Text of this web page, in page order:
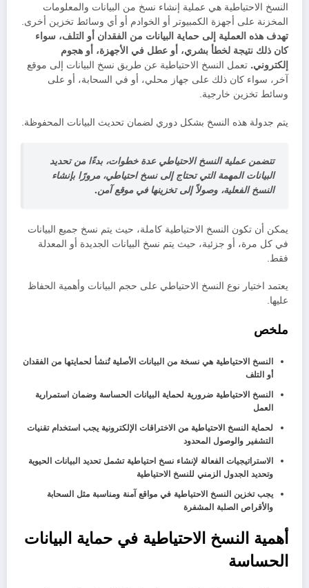
النسخ الاحتياطية هي عملية إنشاء نسخ من البيانات والمعلومات
المخزنة على أجهزة الكمبيوتر أو الخوادم أو أي وسائط تخزين أخرى.
تهدف هذه العملية إلى حماية البيانات من الفقدان أو التلف، سواء
كان ذلك نتيجة لخطأ بشري، أو عطل في الأجهزة، أو هجوم
إلكتروني. تعمل النسخ الاحتياطية عن طريق نسخ البيانات إلى موقع
آخر، سواء كان ذلك على جهاز محلي، أو في السحابة، أو على
وسائط تخزين خارجية.
يتم جدولة هذه النسخ بشكل دوري لضمان تحديث البيانات المحفوظة.
تتضمن عملية النسخ الاحتياطي عدة خطوات، بدءًا من تحديد
البيانات المهمة التي تحتاج إلى نسخ احتياطي، مرورًا بإنشاء
النسخ الفعلية، وصولاً إلى تخزينها في موقع آمن.
يمكن أن تكون النسخ الاحتياطية كاملة، حيث يتم نسخ جميع البيانات
في كل مرة، أو جزئية، حيث يتم نسخ البيانات الجديدة أو المعدلة
فقط.
يعتمد اختيار نوع النسخ الاحتياطي على حجم البيانات وأهمية الحفاظ
عليها.
ملخص
النسخ الاحتياطية هي نسخة من البيانات الأصلية تُنشأ لحمايتها من الفقدان
أو التلف
النسخ الاحتياطية ضرورية لحماية البيانات الحساسة وضمان استمرارية
العمل
لحماية النسخ الاحتياطية من الاختراقات الإلكترونية يجب استخدام تقنيات
التشفير والوصول المحدود
الاستراتيجيات الفعالة لإنشاء نسخ احتياطية تشمل تحديد البيانات الحيوية
وتحديد الجدول الزمني للنسخ الاحتياطية
يجب تخزين النسخ الاحتياطية في مواقع آمنة ومناسبة مثل السحابة
والأقراص الصلبة المشفرة
أهمية النسخ الاحتياطية في حماية البيانات
الحساسة